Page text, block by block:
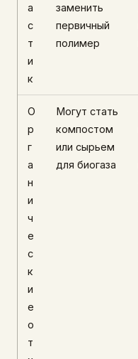
а
с
т
и
к
заменить
первичный
полимер
О
р
г
а
н
и
ч
е
с
к
и
е
о
т
Могут стать
компостом
или сырьем
для биогаза